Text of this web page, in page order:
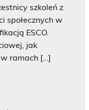
szkoleń z
społecznych w
ESCO.
jak
ramach […]